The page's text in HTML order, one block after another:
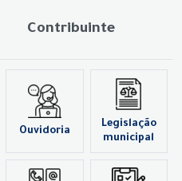
Contribuinte
Ouvidoria
Legislação
municipal